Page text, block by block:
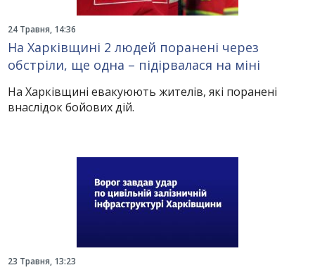
24 Травня, 14:36
На Харківщині 2 людей поранені через
обстріли, ще одна – підірвалася на міні
На Харківщині евакуюють жителів, які поранені
внаслідок бойових дій.
23 Травня, 13:23